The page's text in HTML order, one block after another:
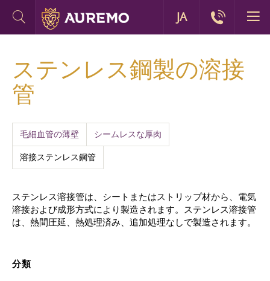
ステンレス鋼製の溶接
管
毛細血管の薄壁 シームレスな厚肉
溶接ステンレス鋼管
ステンレス溶接管は、シートまたはストリップ材から、電気
溶接および成形方式により製造されます。ステンレス溶接管
は、熱間圧延、熱処理済み、追加処理なしで製造されます。
分類
JA